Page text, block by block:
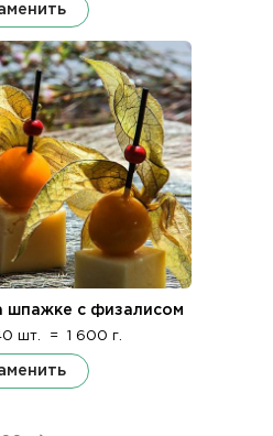
шпажке с физалисом
шт. = 1 600 г.